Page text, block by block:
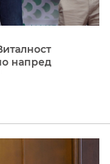
напред